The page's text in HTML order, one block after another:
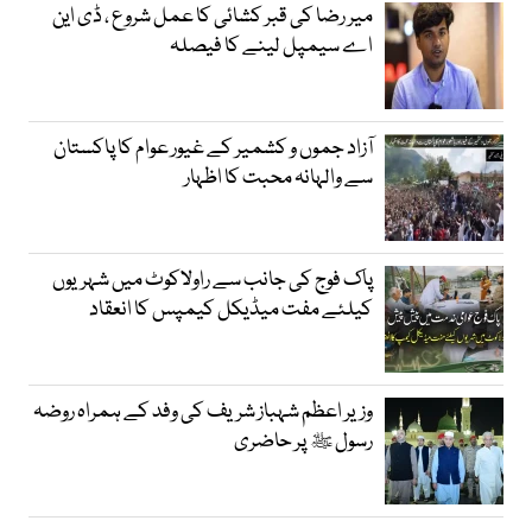
میر رضا کی قبر کشائی کا عمل شروع ، ڈی این
اے سیمپل لینے کا فیصلہ
آزاد جموں و کشمیر کے غیور عوام کا پاکستان
سے والہانہ محبت کا اظہار
پاک فوج کی جانب سے راولاکوٹ میں شہریوں
کیلئے مفت میڈیکل کیمپس کا انعقاد
وزیر اعظم شہباز شریف کی وفد کے ہمراہ روضہ
رسول ﷺ پر حاضری